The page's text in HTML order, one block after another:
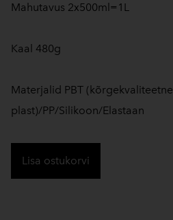
Mahutavus 2x500ml=1L
Kaal 480g
Materjalid PBT (kõrgekvaliteetne
plast)/PP/Silikoon/Elastaan
Lisa ostukorvi